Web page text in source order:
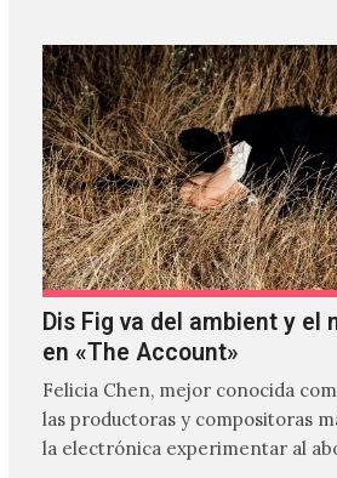
Dis Fig va del ambient y el
en «The Account»
Felicia Chen, mejor conocida
las productoras y compositoras
la electrónica experimentar al